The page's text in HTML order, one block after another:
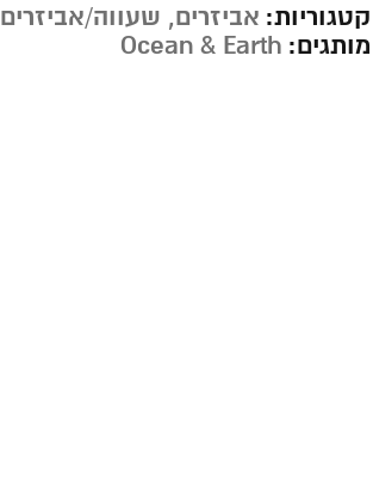
קטגוריות: אביזרים, שעווה/אביזרים
מותגים: Ocean & Earth